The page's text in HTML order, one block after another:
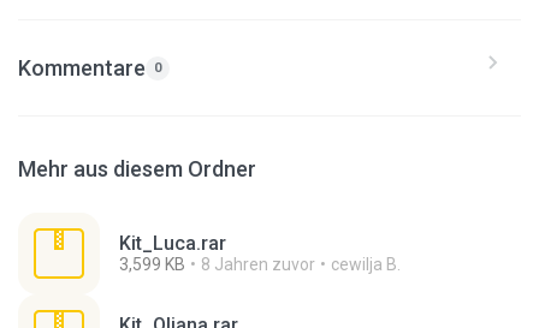
Kommentare 0
Mehr aus diesem Ordner
Kit_Luca.rar
3,599 KB 8 Jahren zuvor cewilja B.